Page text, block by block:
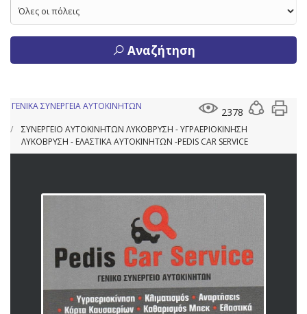
Αναζήτηση
2378
ΓΕΝΙΚΑ ΣΥΝΕΡΓΕΙΑ ΑΥΤΟΚΙΝΗΤΩΝ
ΣΥΝΕΡΓΕΙΟ ΑΥΤΟΚΙΝΗΤΩΝ ΛΥΚΟΒΡΥΣΗ - ΥΓΡΑΕΡΙΟΚΙΝΗΣΗ
ΛΥΚΟΒΡΥΣΗ - ΕΛΑΣΤΙΚΑ ΑΥΤΟΚΙΝΗΤΩΝ -PEDIS CAR SERVICE